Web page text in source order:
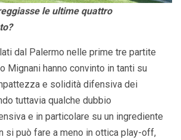
le ultime quattro
dal Palermo nelle prime tre partite
Mignani hanno convinto in tanti su
e solidità difensiva dei
tuttavia qualche dubbio
e in particolare su un ingrediente
si può fare a meno in ottica play-off,